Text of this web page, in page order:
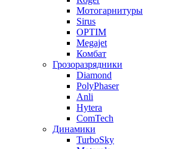
Мотогарнитуры
Sirus
OPTIM
Megajet
Комбат
Грозоразрядники
Diamond
PolyPhaser
Anli
Hytera
ComTech
Динамики
TurboSky